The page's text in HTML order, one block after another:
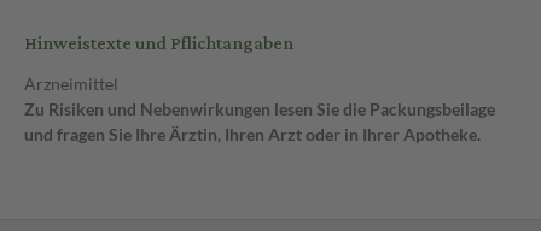
Hinweistexte und Pflichtangaben
Arzneimittel
Zu Risiken und Nebenwirkungen lesen Sie die Packungsbeilage
und fragen Sie Ihre Ärztin, Ihren Arzt oder in Ihrer Apotheke.